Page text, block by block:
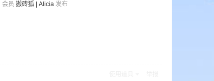
会员 搬砖狐 | Alicia 发布